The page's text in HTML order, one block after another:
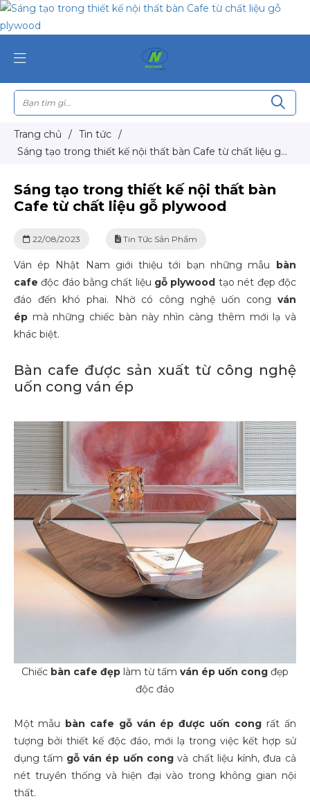
Trang chủ / Tin tức /
Sáng tạo trong thiết kế nội thất bàn Cafe từ chất liệu gỗ
Sáng tạo trong thiết kế nội thất bàn
Cafe từ chất liệu gỗ plywood
22/08/2023 Tin Tức Sản Phẩm
Ván ép Nhật Nam giới thiệu tới bạn những mẫu bàn
cafe độc đáo bằng chất liệu gỗ plywood tạo nét đẹp độc
đáo đến khó phai. Nhờ có công nghệ uốn cong ván
ép mà những chiếc bàn này nhìn càng thêm mới lạ và
khác biệt.
Bàn cafe được sản xuất từ công nghệ
uốn cong ván ép
Chiếc bàn cafe đẹp làm từ tấm ván ép uốn cong đẹp
độc đáo
Một mẫu bàn cafe gỗ ván ép được uốn cong rất ấn
tượng bởi thiết kế độc đáo, mới lạ trong việc kết hợp sử
dụng tấm gỗ ván ép uốn cong và chất liệu kính, đưa cả
nét truyền thống và hiện đại vào trong không gian nội
thất.